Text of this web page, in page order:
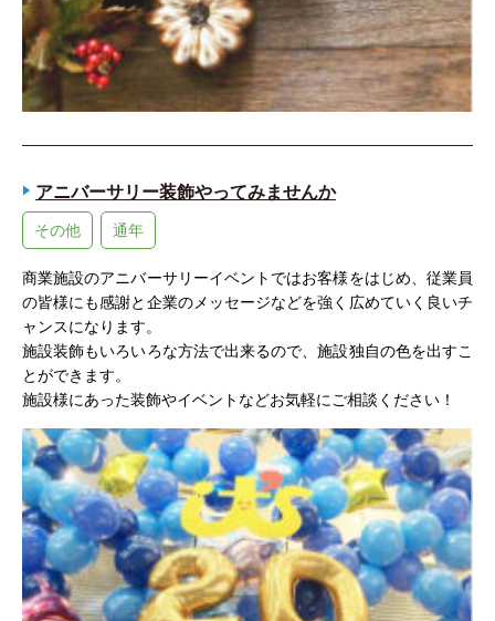
アニバーサリー装飾やってみませんか
その他 通年
商業施設のアニバーサリーイベントではお客様をはじめ、従業員
の皆様にも感謝と企業のメッセージなどを強く広めていく良いチ
ャンスになります。
施設装飾もいろいろな方法で出来るので、施設独自の色を出すこ
とができます。
施設様にあった装飾やイベントなどお気軽にご相談ください！